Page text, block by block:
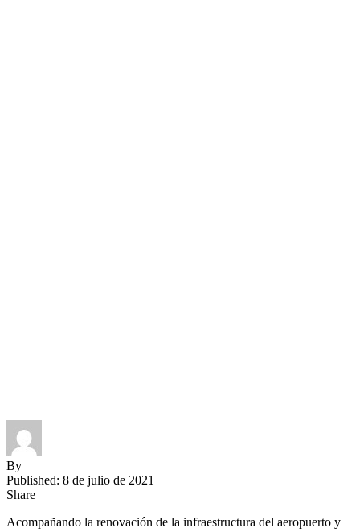
By
Published: 8 de julio de 2021
Share
Acompañando la renovación de la infraestructura del aeropuerto y